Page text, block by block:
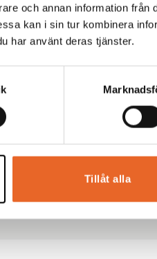
och annan information från
kan i sin tur kombinera
har använt deras tjänster.
Tillåt alla
2 420,00